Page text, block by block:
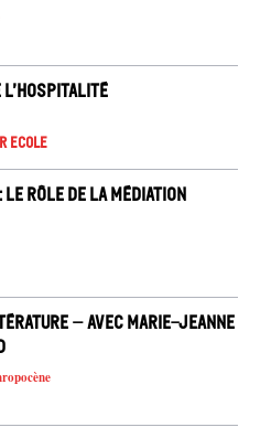
l’hospitalité
Ecole
le rôle de la médiation
– avec Marie-Jeanne